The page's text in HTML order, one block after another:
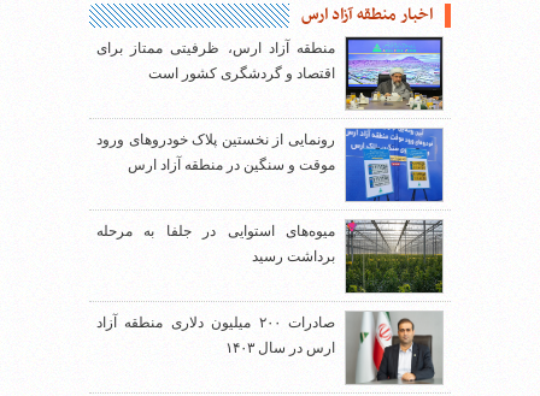
اخبار منطقه آزاد ارس
منطقه آزاد ارس، ظرفیتی ممتاز برای
اقتصاد و گردشگری کشور است
رونمایی از نخستین پلاک خودروهای ورود
موقت و سنگین در منطقه آزاد ارس
میوه‌های استوایی در جلفا به مرحله
برداشت رسید
صادرات ۲۰۰ میلیون دلاری منطقه آزاد
ارس در سال ۱۴۰۳